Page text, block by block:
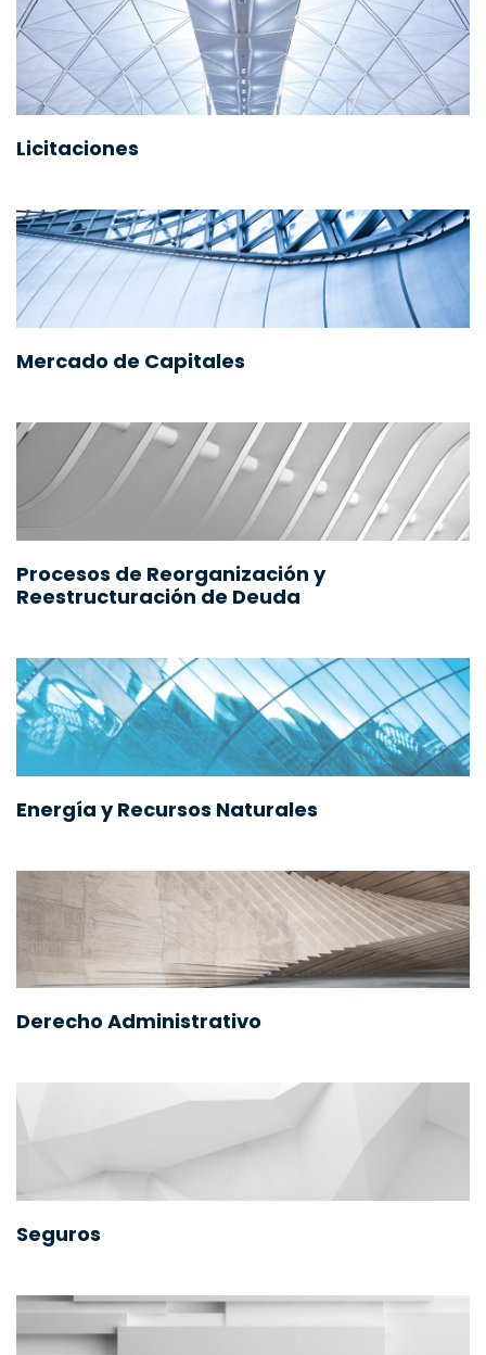
Licitaciones
Mercado de Capitales
Procesos de Reorganización y
Reestructuración de Deuda
Energía y Recursos Naturales
Derecho Administrativo
Seguros